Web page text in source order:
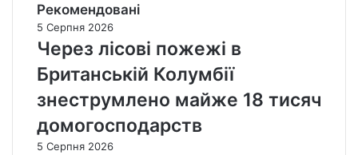
Рекомендовані
5 Серпня 2026
Через лісові пожежі в
Британській Колумбії
знеструмлено майже 18 тисяч
домогосподарств
5 Серпня 2026